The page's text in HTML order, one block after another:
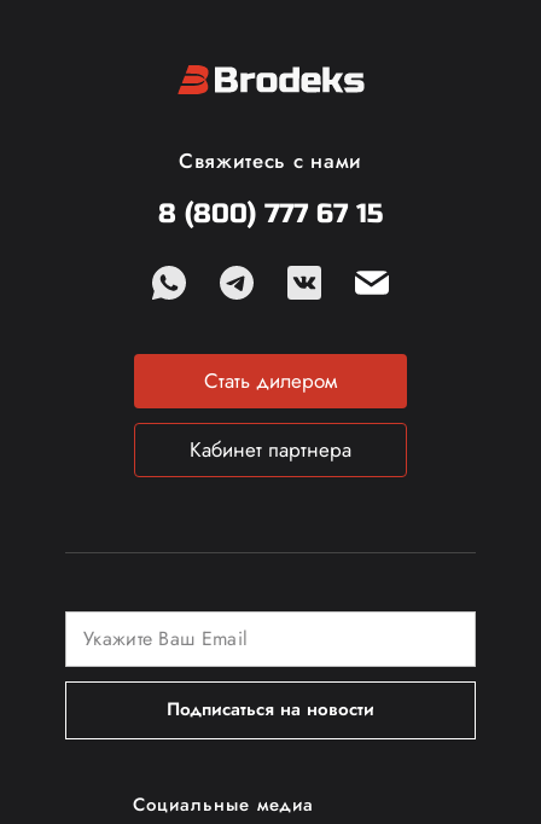
Свяжитесь с нами
8 (800) 777 67 15
Стать дилером
Кабинет партнера
Подписаться на новости
Социальные медиа